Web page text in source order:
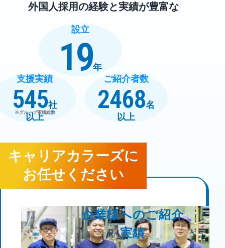
外国人採用の経験と実績が豊富な
設立
19年
支援実績
545社
以上
※グループ実績総数
ご紹介者数
2468名
以上
キャリアカラーズに
お任せください
企業様へのご紹介
実績